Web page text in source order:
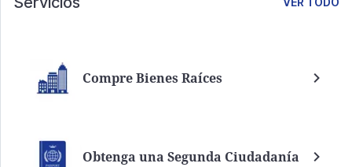
Compre Bienes Raíces
Obtenga una Segunda Ciudadanía